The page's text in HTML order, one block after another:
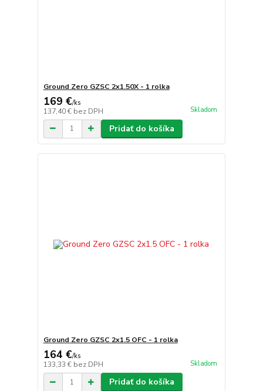
Ground Zero GZSC 2x1.50X - 1 rolka
169 €/ks
137,40 € bez DPH Skladom
Pridať do košíka
Ground Zero GZSC 2x1.5 OFC - 1 rolka
164 €/ks
133,33 € bez DPH Skladom
Pridať do košíka